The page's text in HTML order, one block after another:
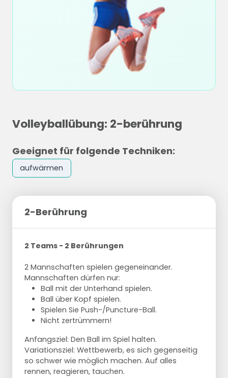
Volleyballübung: 2-berührung
Geeignet für folgende Techniken:
aufwärmen
2-Berührung
2 Teams - 2 Berührungen
2 Mannschaften spielen gegeneinander.
Mannschaften dürfen nur:
Ball mit der Unterhand spielen.
Ball über Kopf spielen.
Spielen Sie Push-/Puncture-Ball.
Nicht zertrümmern!
Anfangsziel: Den Ball im Spiel halten.
Variationsziel: Wettbewerb, es sich gegenseitig
so schwer wie möglich machen. Auf alles
rennen, reagieren, tauchen.